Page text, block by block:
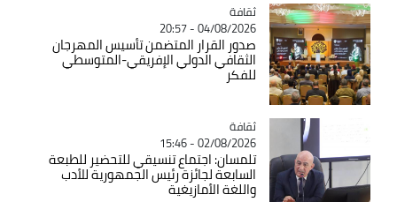
Catégorie
ثقافة
04/08/2026 - 20:57
صدور القرار المتضمن تأسيس المهرجان
الثقافي الدولي الإفريقي-المتوسطي
للفكر
Catégorie
ثقافة
02/08/2026 - 15:46
تلمسان: اجتماع تنسيقي للتحضير للطبعة
السابعة لجائزة رئيس الجمهورية للأدب
واللغة الأمازيغية